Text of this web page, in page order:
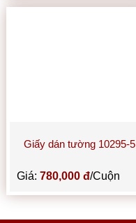
Giấy dán tường 10295-5
Giá:780,000 đ/Cuộn